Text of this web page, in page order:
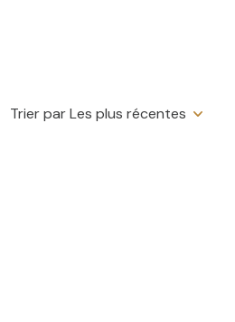
Trier par Les plus récentes